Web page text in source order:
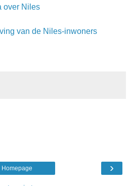
over Niles
van de Niles-inwoners
›
Homepage